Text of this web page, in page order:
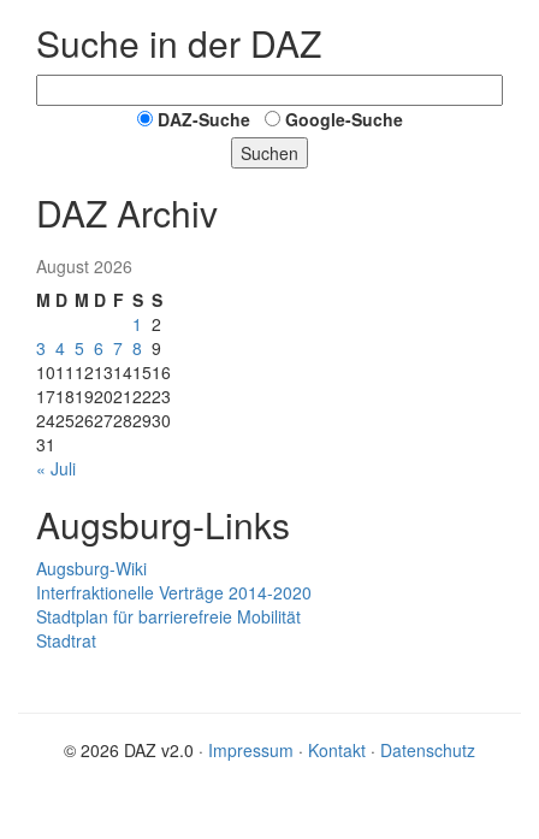
Suche in der DAZ
DAZ-Suche
Google-Suche
Suchen
DAZ Archiv
August 2026
M D M D F S S
1 2
3 4 5 6 7 8 9
1011 1213141516
17181920212223
24252627282930
31
« Juli
Augsburg-Links
Augsburg-Wiki
Interfraktionelle Verträge 2014-2020
Stadtplan für barrierefreie Mobilität
Stadtrat
© 2026 DAZ v2.0 · Impressum · Kontakt · Datenschutz